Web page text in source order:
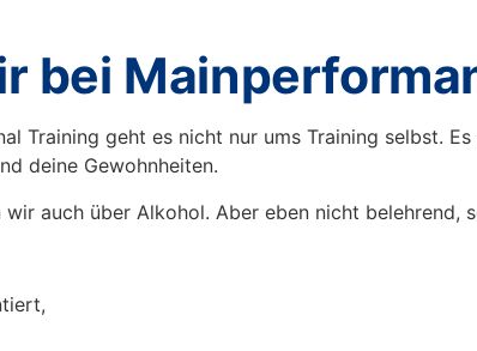
bei
Training geht es nicht nur ums Training selbst.
deine Gewohnheiten.
wir auch über Alkohol. Aber eben nicht belehrend,